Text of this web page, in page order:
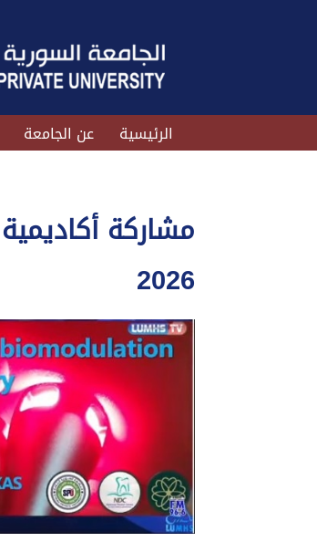
الرئيسية عن الجامعة
مشاركة
2026